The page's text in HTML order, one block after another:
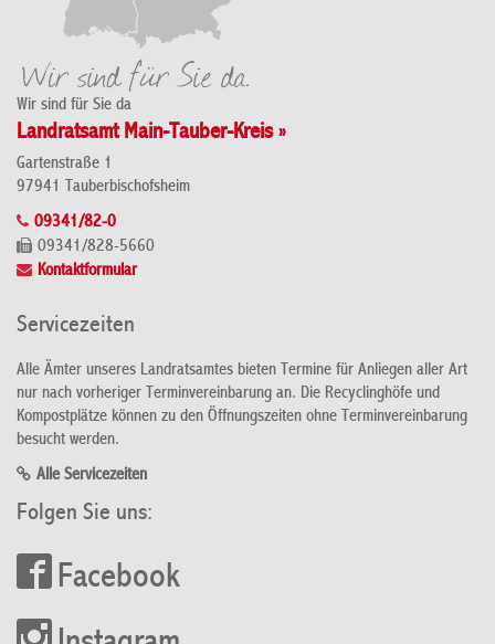
Wir sind für Sie da
Landratsamt Main-Tauber-Kreis »
Gartenstraße 1
97941 Tauberbischofsheim
09341/82-0
09341/828-5660
Kontaktformular
Servicezeiten
Alle Ämter unseres Landratsamtes bieten Termine für Anliegen aller Art
nur nach vorheriger Terminvereinbarung an. Die Recyclinghöfe und
Kompostplätze können zu den Öffnungszeiten ohne Terminvereinbarung
besucht werden.
Alle Servicezeiten
Folgen Sie uns:
Facebook